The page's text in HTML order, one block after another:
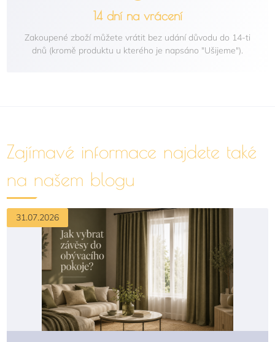
14 dní na vrácení
Zakoupené zboží můžete vrátit bez udání důvodu do 14-ti
dnů (kromě produktu u kterého je napsáno "Ušijeme").
Zajímavé informace najdete také
na našem blogu
31.07.2026